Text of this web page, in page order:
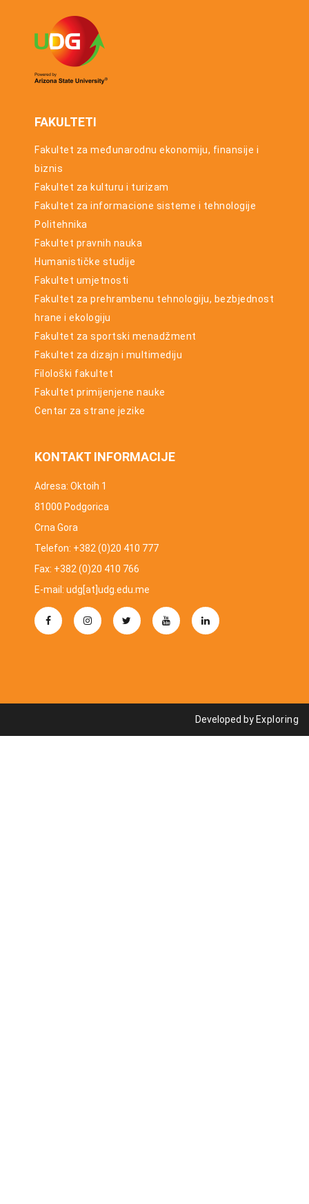
studija za
studijsku
2026/27.
godinu
FAKULTETI
Fakultet za međunarodnu ekonomiju, finansije i
biznis
Fakultet za kulturu i turizam
Fakultet za informacione sisteme i tehnologije
Politehnika
Fakultet pravnih nauka
Humanističke studije
Fakultet umjetnosti
Fakultet za prehrambenu tehnologiju, bezbjednost
hrane i ekologiju
Fakultet za sportski menadžment
Fakultet za dizajn i multimediju
Filološki fakultet
Fakultet primijenjene nauke
Centar za strane jezike
KONTAKT INFORMACIJE
Adresa: Oktoih 1
81000 Podgorica
Crna Gora
Telefon: +382 (0)20 410 777
Fax: +382 (0)20 410 766
E-mail: udg[at]udg.edu.me
Developed by Exploring